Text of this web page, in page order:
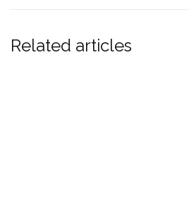
Related articles